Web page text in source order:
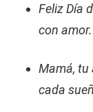
Feliz Día
con amor.
Mamá, tu
cada